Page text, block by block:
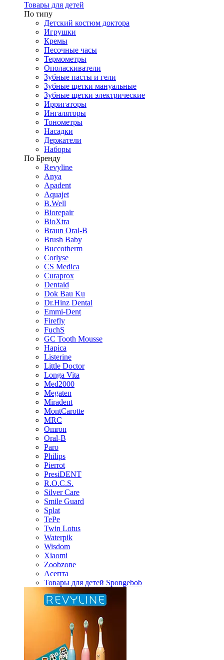
Товары для детей
По типу
Детский костюм доктора
Игрушки
Кремы
Песочные часы
Термометры
Ополаскиватели
Зубные пасты и гели
Зубные щетки мануальные
Зубные щетки электрические
Ирригаторы
Ингаляторы
Тонометры
Насадки
Держатели
Наборы
По Бренду
Revyline
Anya
Apadent
Aquajet
B.Well
Biorepair
BioXtra
Braun Oral-B
Brush Baby
Buccotherm
Corlyse
CS Medica
Curaprox
Dentaid
Dok Bau Ku
Dr.Hinz Dental
Emmi-Dent
Firefly
FuchS
GC Tooth Mousse
Hapica
Listerine
Little Doctor
Longa Vita
Med2000
Megaten
Miradent
MontCarotte
MRC
Omron
Oral-B
Paro
Philips
Pierrot
PresiDENT
R.O.C.S.
Silver Care
Smile Guard
Splat
TePe
Twin Lotus
Waterpik
Wisdom
Xiaomi
Zoobzone
Асепта
Товары для детей Spongebob